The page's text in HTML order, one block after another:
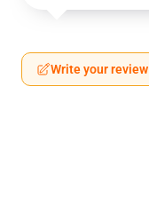
Write your review